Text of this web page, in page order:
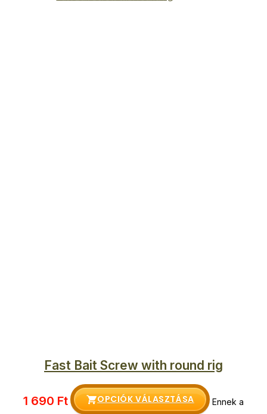
Fast Bait Screw with round rig
1 690 Ft OPCIÓK VÁLASZTÁSA
Ennek a